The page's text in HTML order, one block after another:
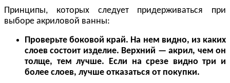
Принципы, которых следует придерживаться при
выборе акриловой ванны:
Проверьте боковой край. На нем видно, из каких
слоев состоит изделие. Верхний — акрил, чем он
толще, тем лучше. Если на срезе видно три и
более слоев, лучше отказаться от покупки.